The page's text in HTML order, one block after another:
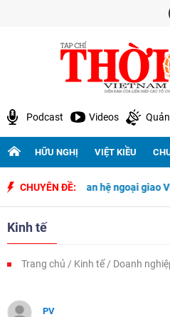
Podcast Videos
HỮU NGHỊ VIỆT KIỀU
CHUYÊN ĐỀ:
quan hệ ngoại giao Việt Nam -
Kinh tế
Trang chủ Kinh tế Doanh
PV